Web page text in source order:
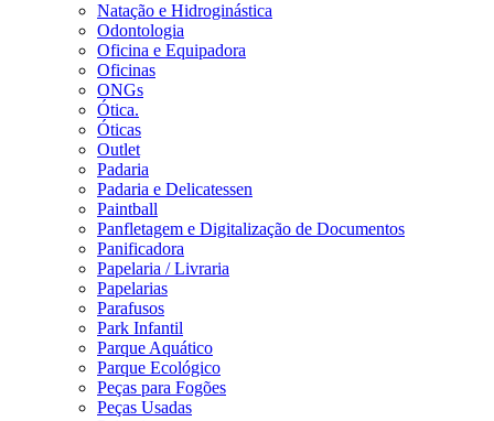
Natação e Hidroginástica
Odontologia
Oficina e Equipadora
Oficinas
ONGs
Ótica.
Óticas
Outlet
Padaria
Padaria e Delicatessen
Paintball
Panfletagem e Digitalização de Documentos
Panificadora
Papelaria / Livraria
Papelarias
Parafusos
Park Infantil
Parque Aquático
Parque Ecológico
Peças para Fogões
Peças Usadas